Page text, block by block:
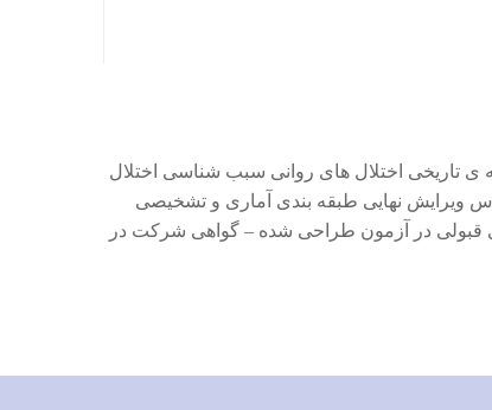
تاریخی اختلال های روانی سبب شناسی اختلال
ویرایش نهایی طبقه بندی آماری و تشخیصی
قبولی در آزمون طراحی شده – گواهی شرکت در